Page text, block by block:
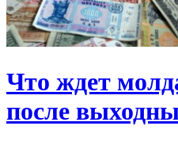
Что ждет
после